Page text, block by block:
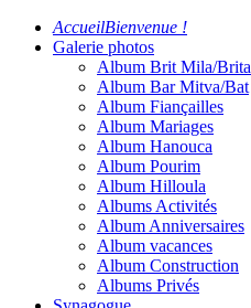
AccueilBienvenue !
Galerie photos
Album Brit Mila/Brita
Album Bar Mitva/Bat
Album Fiançailles
Album Mariages
Album Hanouca
Album Pourim
Album Hilloula
Albums Activités
Album Anniversaires
Album vacances
Album Construction
Albums Privés